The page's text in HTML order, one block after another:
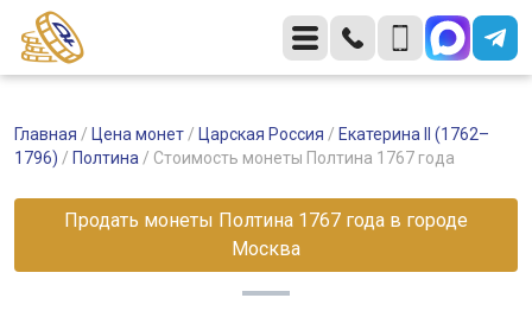
Главная / Цена монет / Царская Россия / Екатерина II (1762–
1796) / Полтина / Стоимость монеты Полтина 1767 года
Продать монеты Полтина 1767 года в городе
Москва